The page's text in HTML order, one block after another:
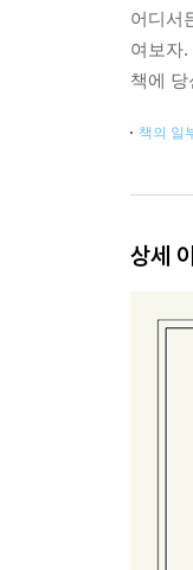
어디서
여보자
책에 당
책의 일
상세